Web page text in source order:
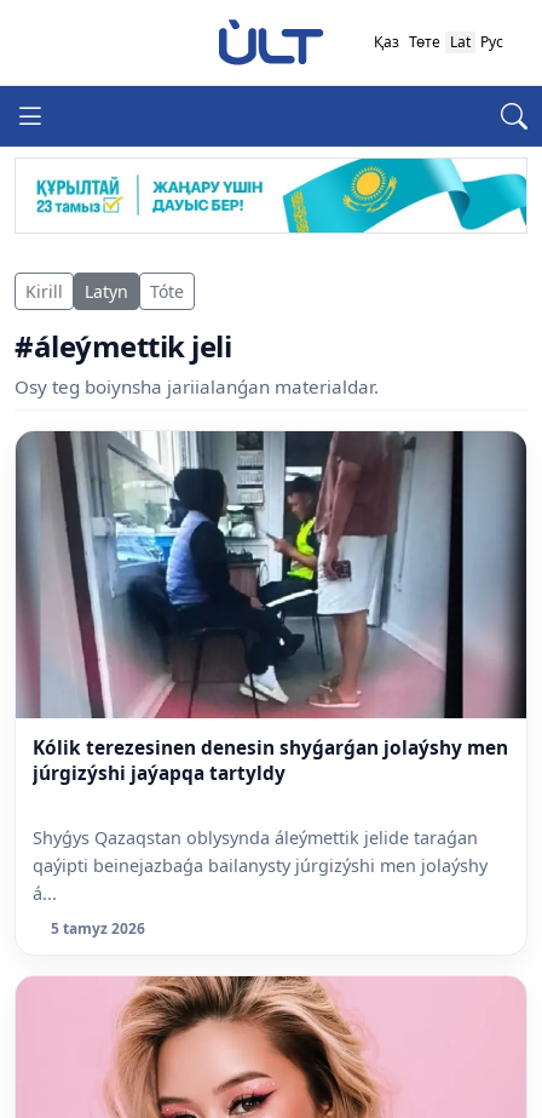
Қаз Төте Lat Рус
Kirill Latyn Tóte
#áleýmettik jeli
Osy teg boiynsha jariialanǵan materialdar.
Kólik terezesinen denesin shyǵarǵan jolaýshy men
júrgizýshi jaýapqa tartyldy
Shyǵys Qazaqstan oblysynda áleýmettik jelide taraǵan
qaýipti beinejazbaǵa bailanysty júrgizýshi men jolaýshy
á...
5 tamyz 2026